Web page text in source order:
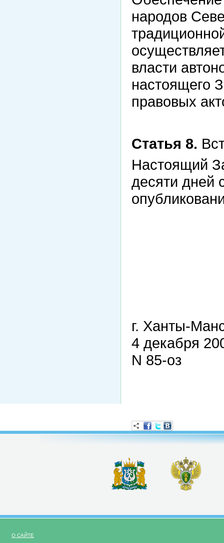
народов
власти
настоящего
правовых
Статья 8.
Настоящий
десяти дней
г. Ханты-
4 декабря
N 85-оз
О САЙТЕ